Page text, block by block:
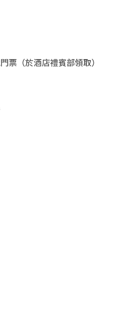
票（於酒店禮賓部領取）